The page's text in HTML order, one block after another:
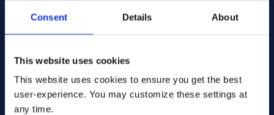
Consent Details About
This website uses cookies
This website uses cookies to ensure you get the best
user-experience. You may customize these settings at
any time.
Teléfono*
Empresa*